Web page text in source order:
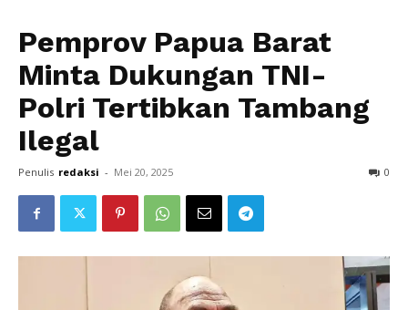
Pemprov Papua Barat
Minta Dukungan TNI-
Polri Tertibkan Tambang
Ilegal
Penulis redaksi - Mei 20, 2025 0